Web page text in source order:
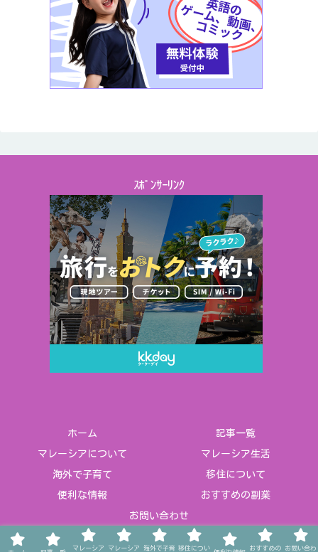
ｽﾎﾟﾝｻｰﾘﾝｸ
ホーム 記事一覧
マレーシアについて マレーシア生活
海外で子育て 移住について
便利な情報 おすすめの副業
お問い合わせ
© 2021-2026 ★マレーズ Life in Malaysia★.
マレーシア マレーシア 海外で子育 移住につい おすすめの お問い合わ